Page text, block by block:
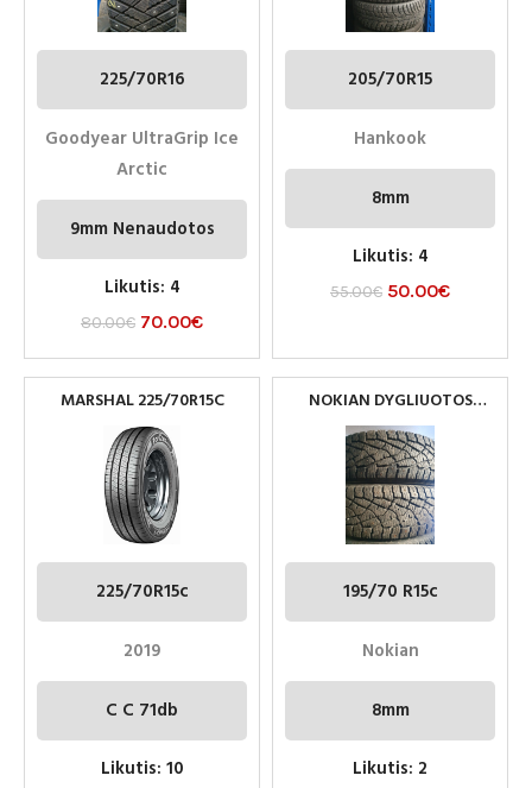
225/70R16
Goodyear UltraGrip Ice
Arctic
9mm Nenaudotos
Likutis: 4
80.00€ 70.00€
205/70R15
Hankook
8mm
Likutis: 4
55.00€ 50.00€
MARSHAL 225/70R15C
225/70R15c
2019
C C 71db
Likutis: 10
NOKIAN DYGLIUOTOS
PADANGOS 195/70 R15C
195/70 R15c
Nokian
8mm
Likutis: 2